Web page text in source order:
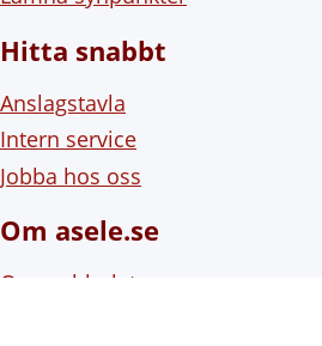
Hitta snabbt
Anslagstavla
Intern service
Jobba hos oss
Om asele.se
Om webbplatsen